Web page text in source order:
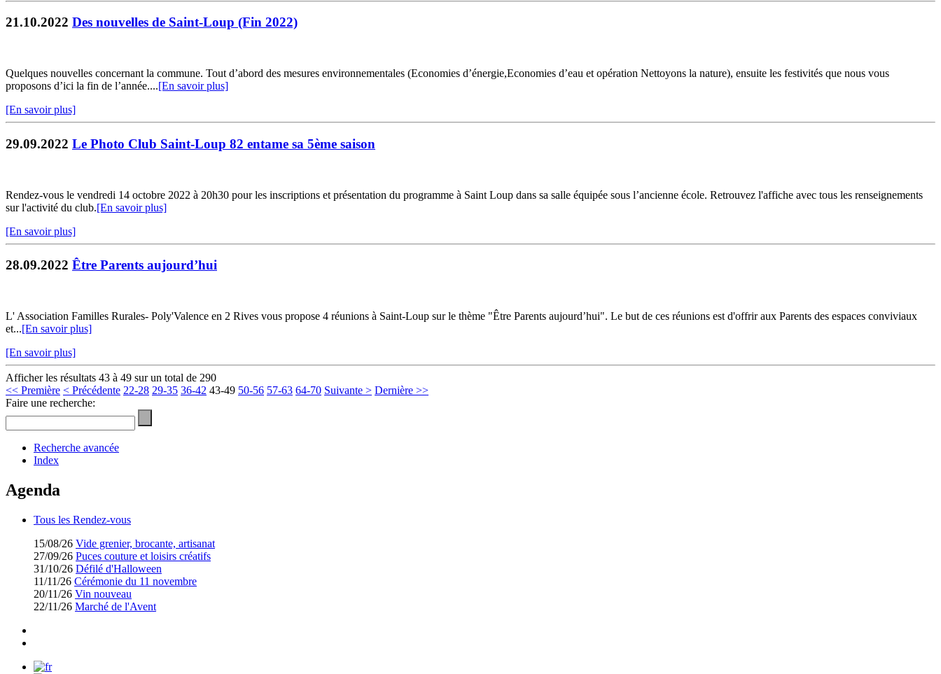
21.10.2022 Des nouvelles de Saint-Loup (Fin 2022)
Quelques nouvelles concernant la commune. Tout d’abord des mesures environnementales (Economies d’énergie,Economies d’eau et opération Nettoyons la nature), ensuite les festivités que nous vous
proposons d’ici la fin de l’année....[En savoir plus]
[En savoir plus]
29.09.2022 Le Photo Club Saint-Loup 82 entame sa 5ème saison
Rendez-vous le vendredi 14 octobre 2022 à 20h30 pour les inscriptions et présentation du programme à Saint Loup dans sa salle équipée sous l’ancienne école. Retrouvez l'affiche avec tous les renseignements
sur l'activité du club.[En savoir plus]
[En savoir plus]
28.09.2022 Être Parents aujourd’hui
L' Association Familles Rurales- Poly'Valence en 2 Rives vous propose 4 réunions à Saint-Loup sur le thème "Être Parents aujourd’hui". Le but de ces réunions est d'offrir aux Parents des espaces conviviaux
et...[En savoir plus]
[En savoir plus]
Afficher les résultats 43 à 49 sur un total de 290
<< Première < Précédente 22-28 29-35 36-42 43-49 50-56 57-63 64-70 Suivante > Dernière >>
Faire une recherche:
Recherche avancée
Index
Agenda
Tous les Rendez-vous
15/08/26 Vide grenier, brocante, artisanat
27/09/26 Puces couture et loisirs créatifs
31/10/26 Défilé d'Halloween
11/11/26 Cérémonie du 11 novembre
20/11/26 Vin nouveau
22/11/26 Marché de l'Avent